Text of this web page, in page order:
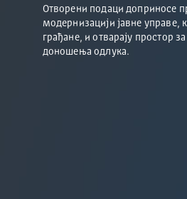
Отворени подаци доприносе
модернизацији јавне управе,
грађане, и отварају простор
доношења одлука.